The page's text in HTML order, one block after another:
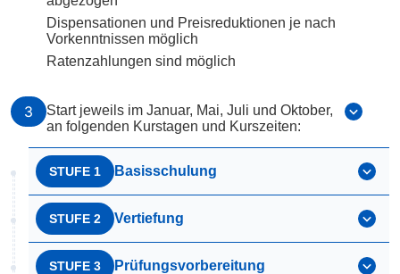
Dispensationen und Preisreduktionen je nach
Vorkenntnissen möglich
Ratenzahlungen sind möglich
3
Start jeweils im Januar, Mai, Juli und Oktober,
an folgenden Kurstagen und Kurszeiten:
STUFE 1 Basisschulung
STUFE 2 Vertiefung
STUFE 3 Prüfungsvorbereitung